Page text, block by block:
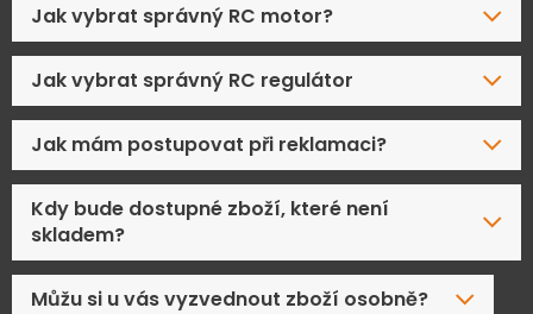
Jak vybrat správný RC motor?
Jak vybrat správný RC regulátor
Jak mám postupovat při reklamaci?
Kdy bude dostupné zboží, které není
skladem?
Můžu si u vás vyzvednout zboží osobně?